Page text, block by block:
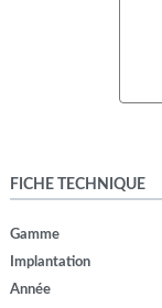
FICHE TECHNIQUE
Gamme
Implantation
Année